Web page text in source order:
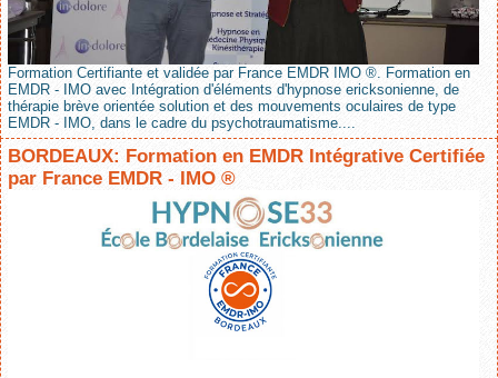
Formation Certifiante et validée par France EMDR IMO ®. Formation en
EMDR - IMO avec Intégration d'éléments d'hypnose ericksonienne, de
thérapie brève orientée solution et des mouvements oculaires de type
EMDR - IMO, dans le cadre du psychotraumatisme....
BORDEAUX: Formation en EMDR Intégrative Certifiée
par France EMDR - IMO ®